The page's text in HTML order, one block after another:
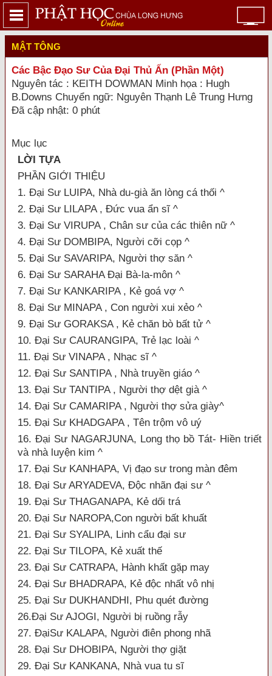
MẬT TÔNG
Các Bậc Đạo Sư Của Đại Thủ Ấn (Phần Một)
Nguyên tác : KEITH DOWMAN Minh họa : Hugh
B.Downs Chuyển ngữ: Nguyên Thạnh Lê Trung Hưng
Đã cập nhật: 0 phút
Mục lục
LỜI TỰA
PHẦN GIỚI THIỆU
1. Đại Sư LUIPA, Nhà du-già ăn lòng cá thối ^
2. Đại Sư LILAPA , Ðức vua ẩn sĩ ^
3. Đại Sư VIRUPA , Chân sư của các thiên nữ ^
4. Đại Sư DOMBIPA, Người cỡi cọp ^
5. Đại Sư SAVARIPA, Người thợ săn ^
6. Đại Sư SARAHA Ðại Bà-la-môn ^
7. Đại Sư KANKARIPA , Kẻ goá vợ ^
8. Đại Sư MINAPA , Con người xui xẻo ^
9. Đại Sư GORAKSA , Kẻ chăn bò bất tử ^
10. Đại Sư CAURANGIPA, Trẻ lạc loài ^
11. Đại Sư VINAPA , Nhạc sĩ ^
12. Đại Sư SANTIPA , Nhà truyền giáo ^
13. Đại Sư TANTIPA , Người thợ dệt già ^
14. Đại Sư CAMARIPA , Người thợ sửa giày^
15. Đại Sư KHADGAPA , Tên trộm vô uý
16. Đại Sư NAGARJUNA, Long thọ bồ Tát- Hiền triết
và nhà luyện kim ^
17. Đại Sư KANHAPA, Vị đạo sư trong màn đêm
18. Đại Sư ARYADEVA, Ðộc nhãn đại sư ^
19. Đại Sư THAGANAPA, Kẻ dối trá
20. Đại Sư NAROPA,Con người bất khuất
21. Đại Sư SYALIPA, Linh cẩu đại sư
22. Đại Sư TILOPA, Kẻ xuất thế
23. Đại Sư CATRAPA, Hành khất gặp may
24. Đại Sư BHADRAPA, Kẻ độc nhất vô nhị
25. Đại Sư DUKHANDHI, Phu quét đường
26.Đại Sư AJOGI, Người bị ruồng rẫy
27. ĐạiSư KALAPA, Người điên phong nhã
28. Đại Sư DHOBIPA, Người thợ giặt
29. Đại Sư KANKANA, Nhà vua tu sĩ